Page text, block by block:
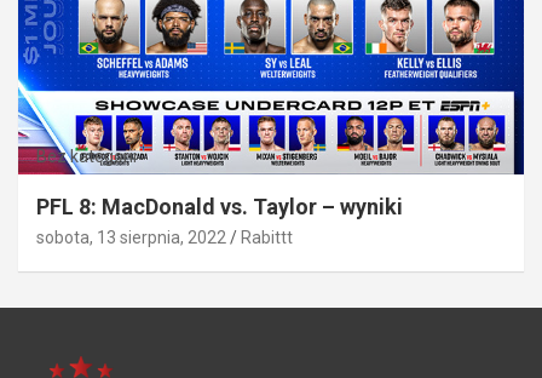
Bez kategorii
PFL 8: MacDonald vs. Taylor – wyniki
sobota, 13 sierpnia, 2022 Rabittt